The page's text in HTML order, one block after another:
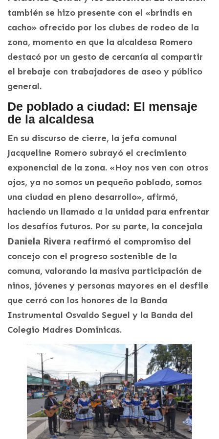
también se hizo presente con el «brindis en
cacho» ofrecido por los clubes de rodeo de la
zona, momento en que la alcaldesa Romero
destacó por un gesto de cercanía al compartir
el brebaje con trabajadores de aseo y público
general.
De poblado a ciudad: El mensaje
de la alcaldesa
En su discurso de cierre, la jefa comunal
Jacqueline Romero subrayó el crecimiento
exponencial de la zona. «Hoy nos ven con otros
ojos, ya no somos un pequeño poblado, somos
una ciudad en pleno desarrollo», afirmó,
haciendo un llamado a la unidad para enfrentar
los desafíos futuros. Por su parte, la concejala
Daniela Rivera reafirmó el compromiso del
concejo con el progreso sostenible de la
comuna, valorando la masiva participación de
niños, jóvenes y personas mayores en el desfile
que cerró con los honores de la Banda
Instrumental Osvaldo Seguel y la Banda del
Colegio Madres Dominicas.